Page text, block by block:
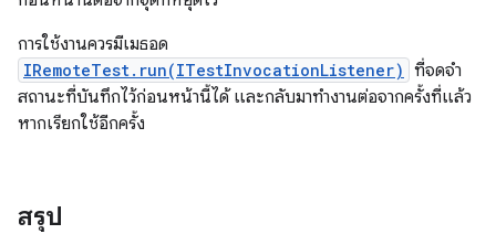
การใช้งานควรมีเมธอด
IRemoteTest.run(ITestInvocationListener) ที่จดจำ
สถานะที่บันทึกไว้ก่อนหน้านี้ได้ และกลับมาทำงานต่อจากครั้งที่แล้ว
หากเรียกใช้อีกครั้ง
สรุป